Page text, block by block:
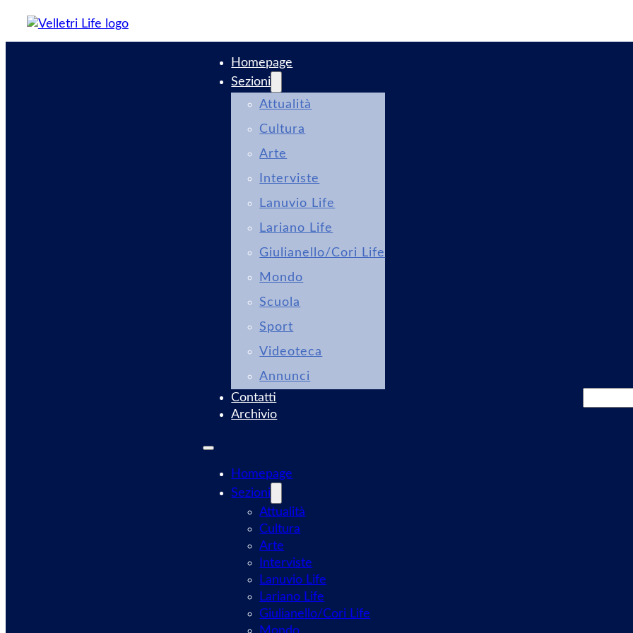
Homepage
Sezioni
Attualità
Cultura
Arte
Interviste
Lanuvio Life
Lariano Life
Giulianello/Cori Life
Mondo
Scuola
Sport
Videoteca
Annunci
Contatti
Archivio
Homepage
Sezioni
Attualità
Cultura
Arte
Interviste
Lanuvio Life
Lariano Life
Giulianello/Cori Life